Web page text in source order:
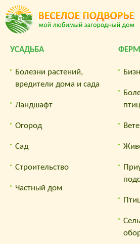
УСАДЬБА
Болезни растений,
вредители дома и сада
Ландшафт
Огород
Сад
Строительство
Частный дом